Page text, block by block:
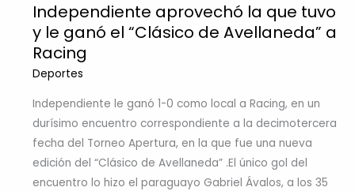
Independiente aprovechó la que tuvo
y le ganó el “Clásico de Avellaneda” a
Racing
Deportes
Independiente le ganó 1-0 como local a Racing, en un
durísimo encuentro correspondiente a la decimotercera
fecha del Torneo Apertura, en la que fue una nueva
edición del “Clásico de Avellaneda” .El único gol del
encuentro lo hizo el paraguayo Gabriel Ávalos, a los 35